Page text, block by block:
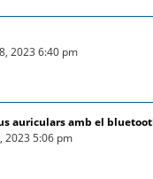
2023 6:40 pm
auriculars amb el
2023 5:06 pm